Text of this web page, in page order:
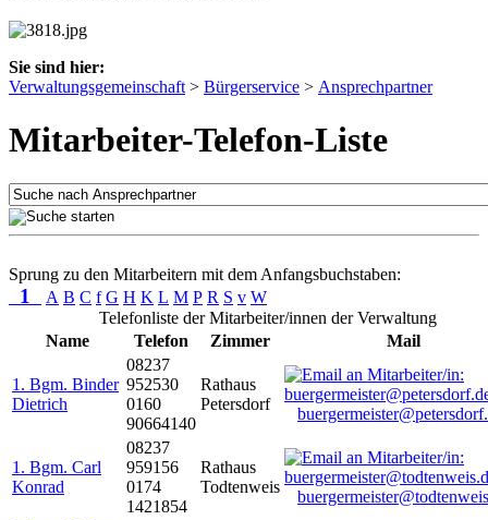
Sie sind hier:
Verwaltungsgemeinschaft > Bürgerservice > Ansprechpartner
Mitarbeiter-Telefon-Liste
Sprung zu den Mitarbeitern mit dem Anfangsbuchstaben:
1 A B C f G H K L M P R S v W
Telefonliste der Mitarbeiter/innen der Verwaltung
Name
Telefon Zimmer Mail
1. Bgm. Binder
Dietrich
08237
952530
0160
90664140
Rathaus
Petersdorf
1. Bgm. Carl
Konrad
08237
959156
0174
1421854
Rathaus
Todtenweis